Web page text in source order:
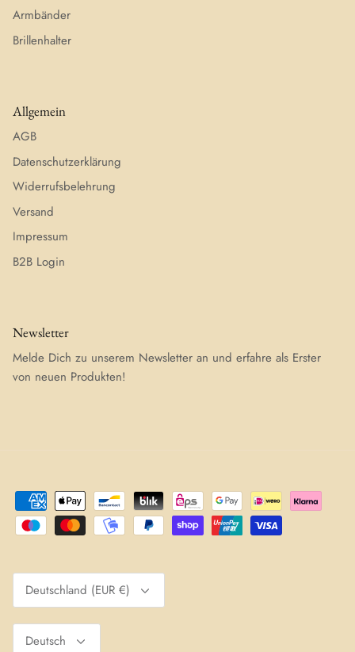
Armbänder
Brillenhalter
Allgemein
AGB
Datenschutzerklärung
Widerrufsbelehrung
Versand
Impressum
B2B Login
Newsletter
Melde Dich zu unserem Newsletter an und erfahre als Erster
von neuen Produkten!
Währung
Deutschland (EUR €)
Sprache
Deutsch